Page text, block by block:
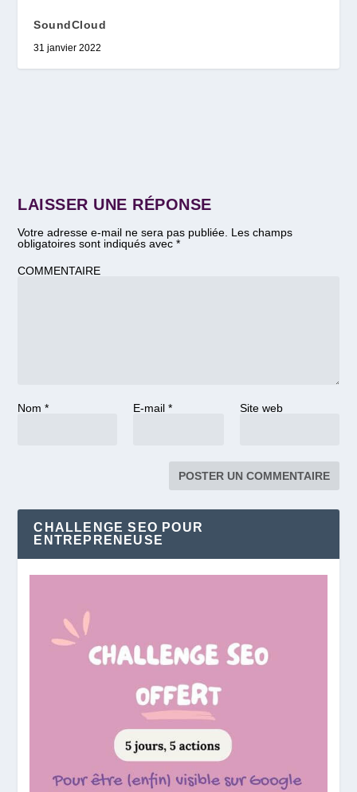
SoundCloud
31 janvier 2022
LAISSER UNE RÉPONSE
Votre adresse e-mail ne sera pas publiée. Les champs
obligatoires sont indiqués avec*
COMMENTAIRE
Nom* E-mail * Site web
CHALLENGE SEO POUR
ENTREPRENEUSE